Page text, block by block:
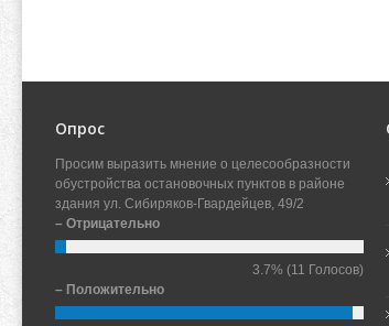
Опрос
Просим выразить мнение о целесообразности
обустройства остановочных пунктов в районе
здания ул. Сибиряков-Гвардейцев, 49/2
– Отрицательно
3.7% (11 Голосов)
– Положительно